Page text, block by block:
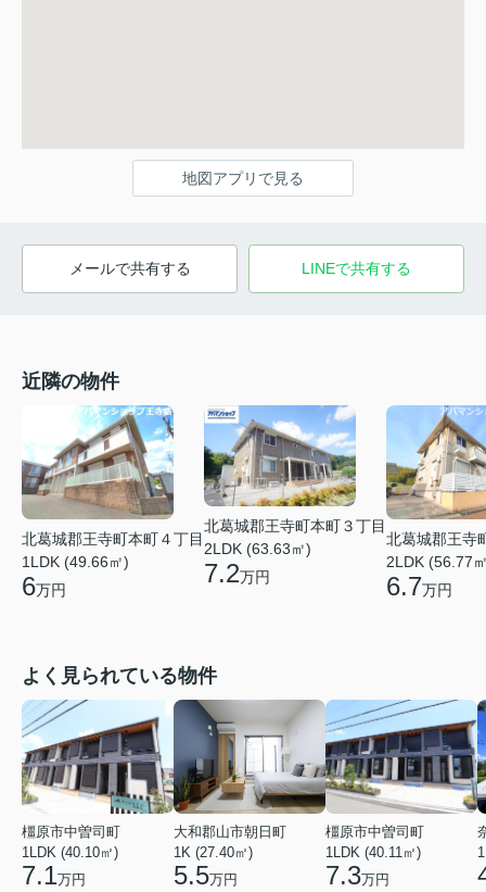
地図アプリで見る
メールで共有する LINEで共有する
近隣の物件
北葛城郡王寺町本町４丁目
1LDK (49.66㎡)
6万円
北葛城郡王寺町本町３丁目
2LDK (63.63㎡)
7.2万円
北葛城郡王寺
2LDK (56.77
6.7万円
よく見られている物件
橿原市中曽司町
1LDK (40.10㎡)
7.1万円
大和郡山市朝日町
1K (27.40㎡)
5.5万円
橿原市中曽司町
1LDK (40.11㎡)
7.3万円